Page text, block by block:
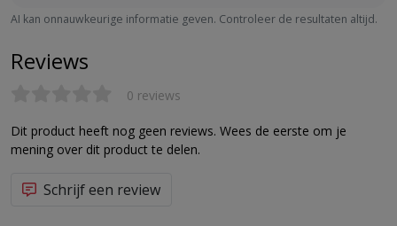
AI kan onnauwkeurige informatie geven. Controleer de resultaten altijd.
Reviews
0 reviews
Dit product heeft nog geen reviews. Wees de eerste om je
mening over dit product te delen.
Schrijf een review